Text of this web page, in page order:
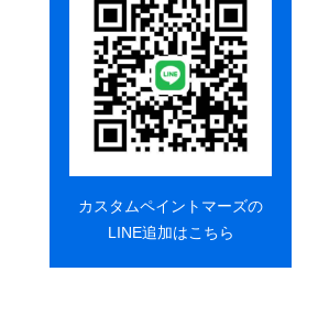
カスタムペイントマーズの
LINE追加はこちら